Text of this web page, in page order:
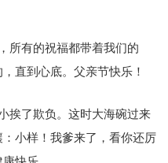
所有的祝福都带着我们的
直到心底。父亲节快乐！
挨了欺负。这时大海碗过来
小样！我爹来了，看你还厉